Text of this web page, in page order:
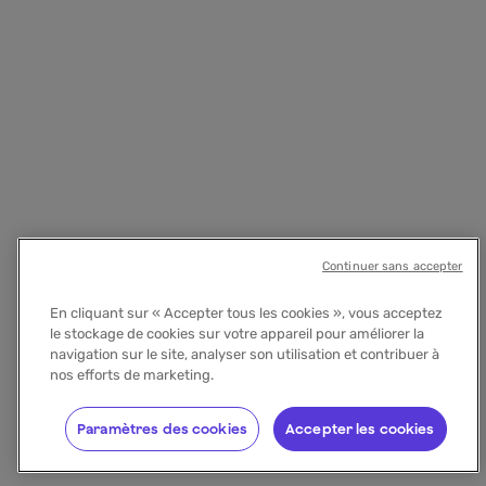
En cliquant sur « Accepter tous les cookies », vous acceptez
le stockage de cookies sur votre appareil pour améliorer la
navigation sur le site, analyser son utilisation et contribuer à
nos efforts de marketing.
Accepter les cookies
Paramètres des cookies
Continuer sans accepter